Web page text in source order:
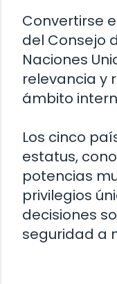
Convertirse
del Consejo
Naciones
relevancia y
ámbito
Los cinco
estatus,
potencias
privilegios
decisiones
seguridad a